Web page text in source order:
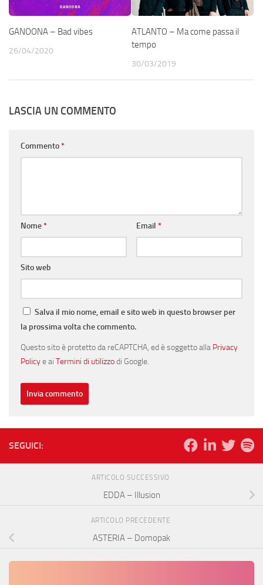
GANOONA – Bad vibes
26/04/2020
ATLANTO – Ma come passa il
tempo
30/03/2019
LASCIA UN COMMENTO
Commento*
Nome* Email *
Sito web
Salva il mio nome, email e sito web in questo browser per
la prossima volta che commento.
Questo sito è protetto da reCAPTCHA, ed è soggetto alla Privacy
Policye ai Termini di utilizzodi Google.
SEGUICI:
ARTICOLO SUCCESSIVO
EDDA – Illusion
ARTICOLO PRECEDENTE
ASTERIA – Domopak